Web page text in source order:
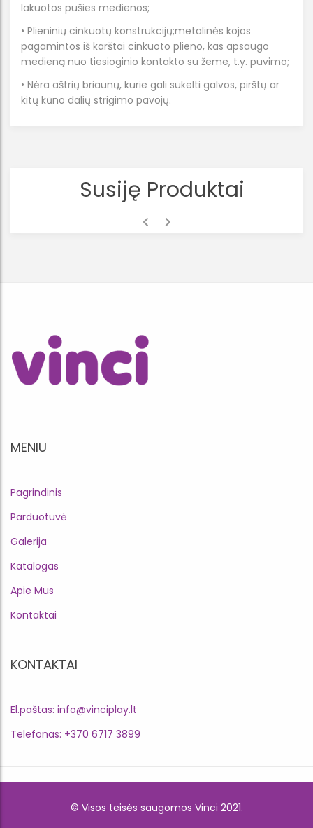
lakuotos pušies medienos;
• Plieninių cinkuotų konstrukcijų;metalinės kojos
pagamintos iš karštai cinkuoto plieno, kas apsaugo
medieną nuo tiesioginio kontakto su žeme, t.y. puvimo;
• Nėra aštrių briaunų, kurie gali sukelti galvos, pirštų ar
kitų kūno dalių strigimo pavojų.
Susiję Produktai
MENIU
Pagrindinis
Parduotuvė
Galerija
Katalogas
Apie Mus
Kontaktai
KONTAKTAI
El.paštas: info@vinciplay.lt
Telefonas: +370 6717 3899
© Visos teisės saugomos Vinci 2021.